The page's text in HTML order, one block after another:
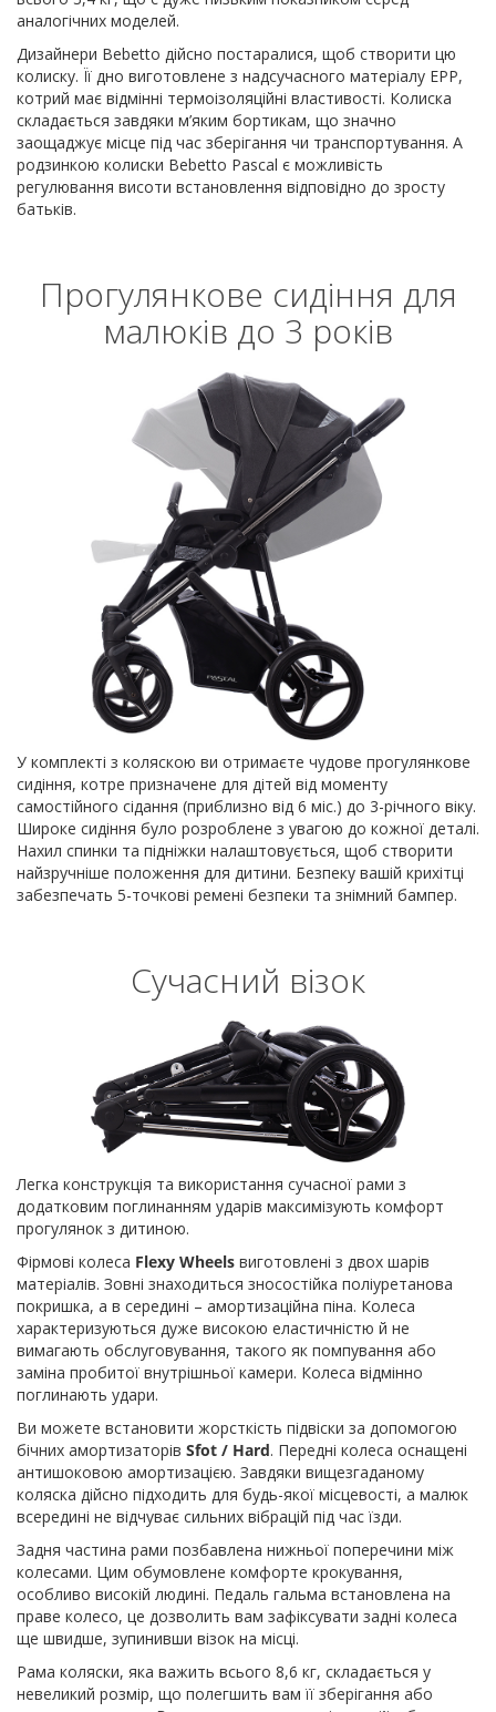
аналогічних моделей.
Дизайнери Bebetto дійсно постаралися, щоб створити цю
колиску. Її дно виготовлене з надсучасного матеріалу EPP,
котрий має відмінні термоізоляційні властивості. Колиска
складається завдяки м’яким бортикам, що значно
заощаджує місце під час зберігання чи транспортування. А
родзинкою колиски Bebetto Pascal є можливість
регулювання висоти встановлення відповідно до зросту
батьків.
Прогулянкове сидіння для
малюків до 3 років
У комплекті з коляскою ви отримаєте чудове прогулянкове
сидіння, котре призначене для дітей від моменту
самостійного сідання (приблизно від 6 міс.) до 3-річного віку.
Широке сидіння було розроблене з увагою до кожної деталі.
Нахил спинки та підніжки налаштовується, щоб створити
найзручніше положення для дитини. Безпеку вашій крихітці
забезпечать 5-точкові ремені безпеки та знімний бампер.
Сучасний візок
Легка конструкція та використання сучасної рами з
додатковим поглинанням ударів максимізують комфорт
прогулянок з дитиною.
Фірмові колеса Flexy Wheels виготовлені з двох шарів
матеріалів. Зовні знаходиться зносостійка поліуретанова
покришка, а в середині – амортизаційна піна. Колеса
характеризуються дуже високою еластичністю й не
вимагають обслуговування, такого як помпування або
заміна пробитої внутрішньої камери. Колеса відмінно
поглинають удари.
Ви можете встановити жорсткість підвіски за допомогою
бічних амортизаторів Sfot / Hard. Передні колеса оснащені
антишоковою амортизацією. Завдяки вищезгаданому
коляска дійсно підходить для будь-якої місцевості, а малюк
всередині не відчуває сильних вібрацій під час їзди.
Задня частина рами позбавлена нижньої поперечини між
колесами. Цим обумовлене комфорте крокування,
особливо високій людині. Педаль гальма встановлена на
праве колесо, це дозволить вам зафіксувати задні колеса
ще швидше, зупинивши візок на місці.
Рама коляски, яка важить всього 8,6 кг, складається у
невеликий розмір, що полегшить вам її зберігання або